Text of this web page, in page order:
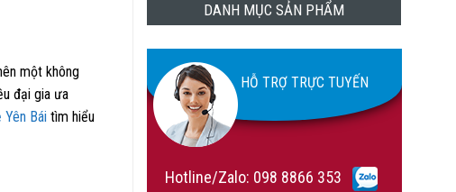
một không
đại gia ưa
Yên Bái tìm hiểu
DANH MỤC SẢN PHẨM
HỖ TRỢ TRỰC TUYẾN
Hotline/Zalo: 098 8866 353